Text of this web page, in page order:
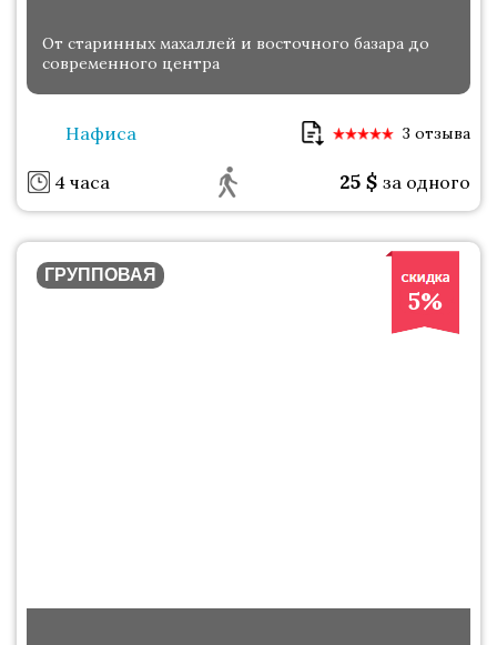
От старинных махаллей и восточного базара до
современного центра
Нафиса 3 отзыва
4 часа 25 $ за одного
5%
ГРУППОВАЯ